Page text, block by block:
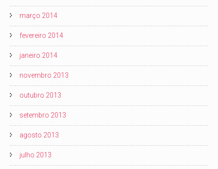
março 2014
fevereiro 2014
janeiro 2014
novembro 2013
outubro 2013
setembro 2013
agosto 2013
julho 2013